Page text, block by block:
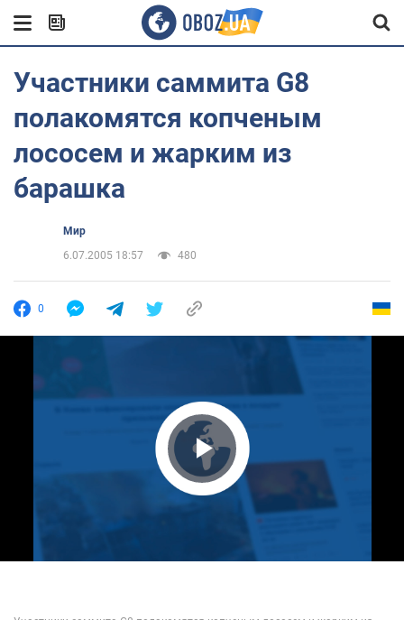
Участники саммита G8
полакомятся копченым
лососем и жарким из
барашка
Мир
6.07.2005 18:57
480
0
Play Video